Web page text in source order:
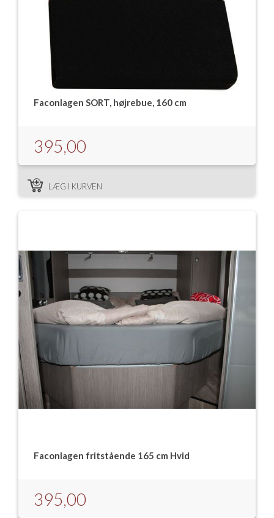
Faconlagen SORT, højrebue, 160 cm
395,00
LÆG I KURVEN
Faconlagen fritstående 165 cm Hvid
395,00